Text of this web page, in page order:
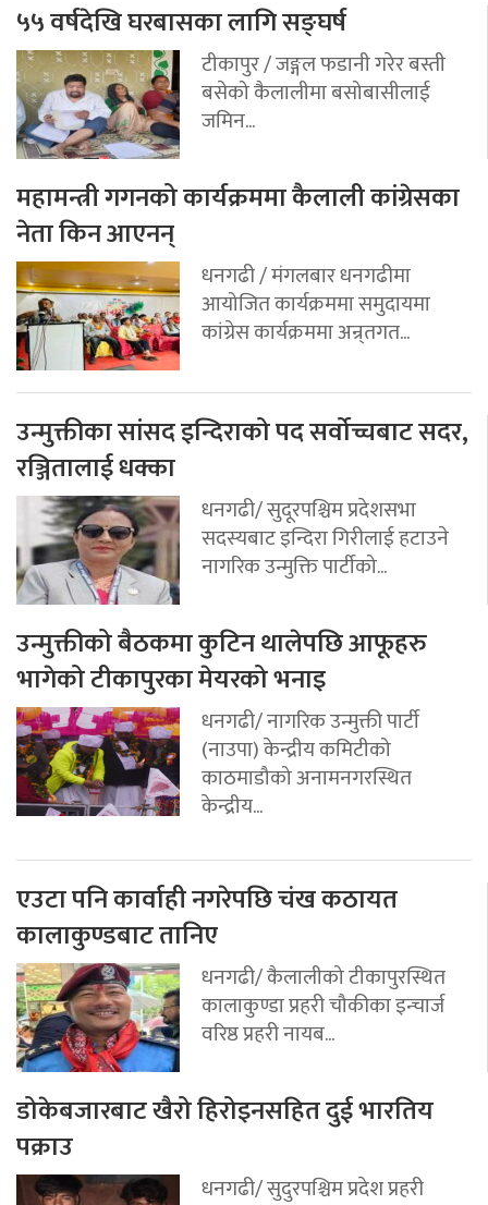
५५ वर्षदेखि घरबासका लागि सङ्घर्ष
टीकापुर / जङ्गल फडानी गरेर बस्ती
बसेको कैलालीमा बसोबासीलाई
जमिन...
महामन्त्री गगनको कार्यक्रममा कैलाली कांग्रेसका
नेता किन आएनन्
धनगढी / मंगलबार धनगढीमा
आयोजित कार्यक्रममा समुदायमा
कांग्रेस कार्यक्रममा अन्र्तगत...
उन्मुक्तीका सांसद इन्दिराको पद सर्वोच्चबाट सदर,
रञ्जितालाई धक्का
धनगढी/ सुदूरपश्चिम प्रदेशसभा
सदस्यबाट इन्दिरा गिरीलाई हटाउने
नागरिक उन्मुक्ति पार्टीको...
उन्मुक्तीको बैठकमा कुटिन थालेपछि आफूहरु
भागेको टीकापुरका मेयरको भनाइ
धनगढी/ नागरिक उन्मुक्ती पार्टी
(नाउपा) केन्द्रीय कमिटीको
काठमाडौको अनामनगरस्थित
केन्द्रीय...
एउटा पनि कार्वाही नगरेपछि चंख कठायत
कालाकुण्डबाट तानिए
धनगढी/ कैलालीको टीकापुरस्थित
कालाकुण्डा प्रहरी चौकीका इन्चार्ज
वरिष्ठ प्रहरी नायब...
डोकेबजारबाट खैरो हिरोइनसहित दुई भारतिय
पक्राउ
धनगढी/ सुदुरपश्चिम प्रदेश प्रहरी